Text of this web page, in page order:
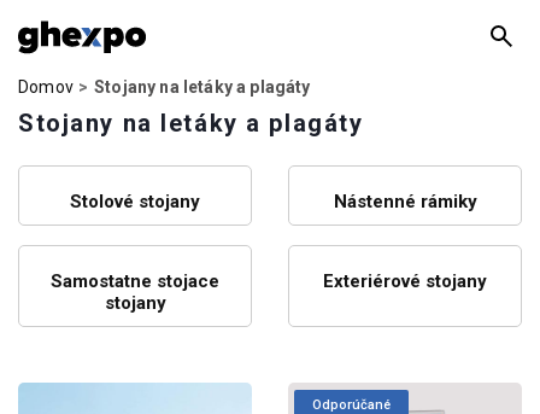
Domov Stojany na letáky a plagáty
Stojany na letáky a plagáty
Stolové stojany Nástenné rámiky
Samostatne stojace
stojany
Exteriérové stojany
Odporúčané